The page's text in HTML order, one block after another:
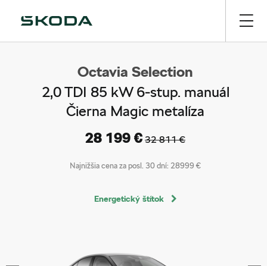
Octavia Selection
2,0 TDI 85 kW 6-stup. manuál
Čierna Magic metalíza
28 199 € 32 811 €
Najnižšia cena za posl. 30 dní: 28999 €
Energetický štítok